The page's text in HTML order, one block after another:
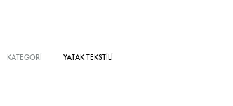
KATEGORI YATAK TEKSTILI